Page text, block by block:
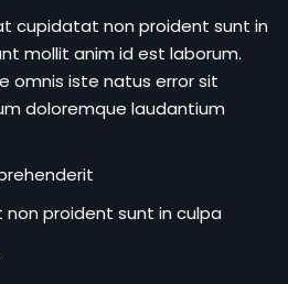
cupidatat non proident sunt in
mollit anim id est laborum.
omnis iste natus error sit
doloremque laudantium
proident sunt in culpa